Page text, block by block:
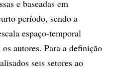
e baseadas em
período, sendo a
espaço-temporal
autores. Para a definição
seis setores ao